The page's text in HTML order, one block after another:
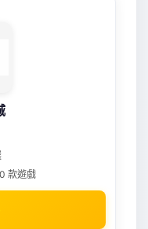
款遊戲